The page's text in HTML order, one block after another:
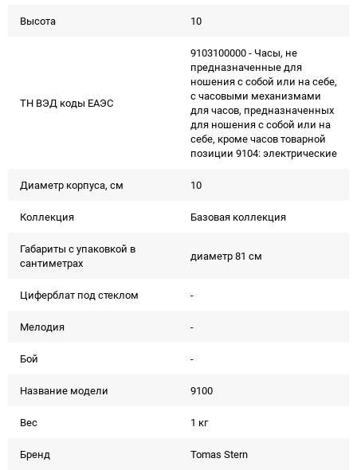
Высота 10
ТН ВЭД коды ЕАЭС
9103100000 - Часы, не
предназначенные для
ношения с собой или на себе,
с часовыми механизмами
для часов, предназначенных
для ношения с собой или на
себе, кроме часов товарной
позиции 9104: электрические
Диаметр корпуса, см 10
Коллекция Базовая коллекция
Габариты с упаковкой в
сантиметрах
диаметр 81 см
Циферблат под стеклом -
Мелодия -
Бой -
Название модели 9100
Вес 1 кг
Бренд Tomas Stern